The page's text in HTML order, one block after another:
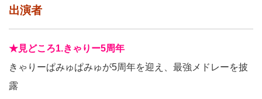
出演者
★見どころ1.きゃりー5周年
きゃりーぱみゅぱみゅが5周年を迎え、最強メドレーを披
露